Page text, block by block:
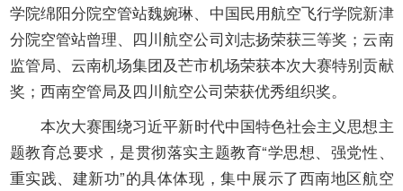
学院绵阳分院空管站魏婉琳、中国民用航空飞行学院新津
分院空管站曾理、四川航空公司刘志扬荣获三等奖；云南
监管局、云南机场集团及芒市机场荣获本次大赛特别贡献
奖；西南空管局及四川航空公司荣获优秀组织奖。
本次大赛围绕习近平新时代中国特色社会主义思想主
题教育总要求，是贯彻落实主题教育“学思想、强党性、
重实践、建新功”的具体体现，集中展示了西南地区航空